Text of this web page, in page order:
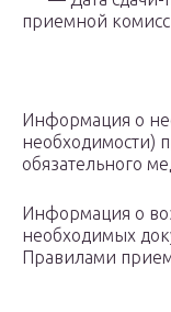
приемной
Информация о
необходимости)
обязательного
Информация о
необходимых
Правилами